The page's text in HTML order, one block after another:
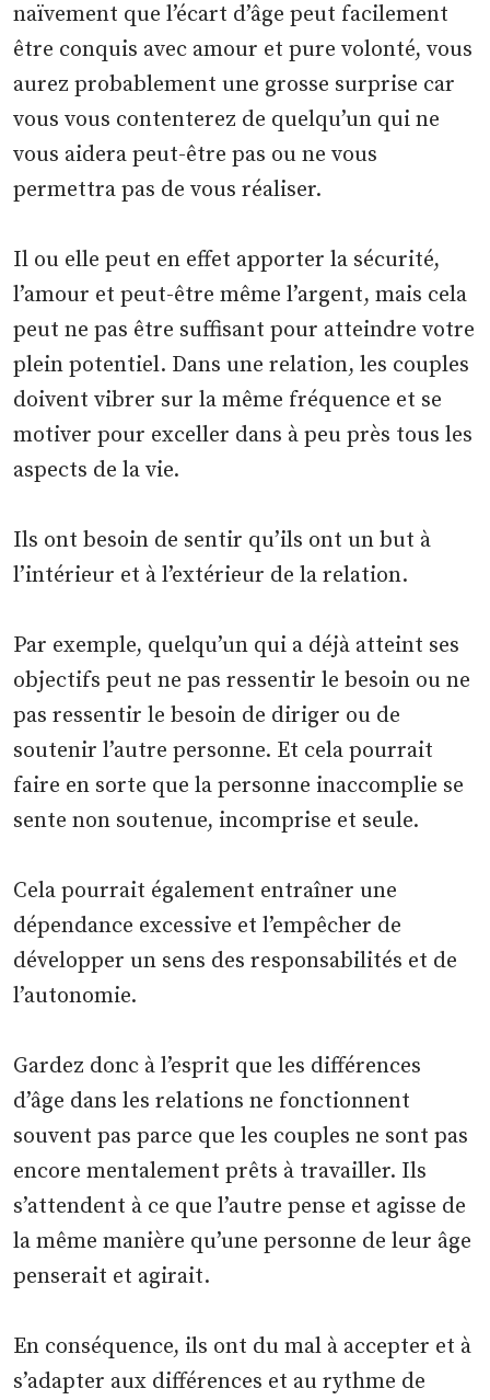
naïvement que l’écart d’âge peut facilement
être conquis avec amour et pure volonté, vous
aurez probablement une grosse surprise car
vous vous contenterez de quelqu’un qui ne
vous aidera peut-être pas ou ne vous
permettra pas de vous réaliser.
Il ou elle peut en effet apporter la sécurité,
l’amour et peut-être même l’argent, mais cela
peut ne pas être suffisant pour atteindre votre
plein potentiel. Dans une relation, les couples
doivent vibrer sur la même fréquence et se
motiver pour exceller dans à peu près tous les
aspects de la vie.
Ils ont besoin de sentir qu’ils ont un but à
l’intérieur et à l’extérieur de la relation.
Par exemple, quelqu’un qui a déjà atteint ses
objectifs peut ne pas ressentir le besoin ou ne
pas ressentir le besoin de diriger ou de
soutenir l’autre personne. Et cela pourrait
faire en sorte que la personne inaccomplie se
sente non soutenue, incomprise et seule.
Cela pourrait également entraîner une
dépendance excessive et l’empêcher de
développer un sens des responsabilités et de
l’autonomie.
Gardez donc à l’esprit que les différences
d’âge dans les relations ne fonctionnent
souvent pas parce que les couples ne sont pas
encore mentalement prêts à travailler. Ils
s’attendent à ce que l’autre pense et agisse de
la même manière qu’une personne de leur âge
penserait et agirait.
En conséquence, ils ont du mal à accepter et à
s’adapter aux différences et au rythme de